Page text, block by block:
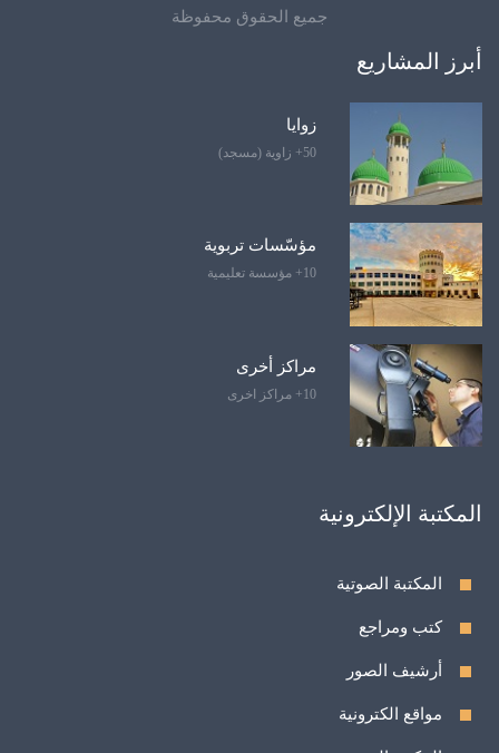
جميع الحقوق محفوظة
أبرز المشاريع
زوايا
50+ زاوية (مسجد)
مؤسّسات تربوية
10+ مؤسسة تعليمية
مراكز أخرى
10+ مراكز اخرى
المكتبة الإلكترونية
المكتبة الصوتية
كتب ومراجع
أرشيف الصور
مواقع الكترونية